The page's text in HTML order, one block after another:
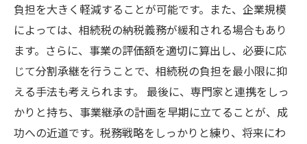
負担を大きく軽減することが可能です。また、企業規模
によっては、相続税の納税義務が緩和される場合もあり
ます。さらに、事業の評価額を適切に算出し、必要に応
じて分割承継を行うことで、相続税の負担を最小限に抑
える手法も考えられます。 最後に、専門家と連携をしっ
かりと持ち、事業継承の計画を早期に立てることが、成
功への近道です。税務戦略をしっかりと練り、将来にわ